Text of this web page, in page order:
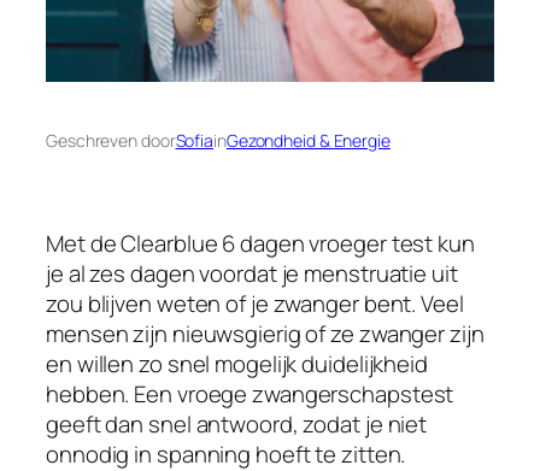
Geschreven doorSofiainGezondheid & Energie
Met de Clearblue 6 dagen vroeger test kun
je al zes dagen voordat je menstruatie uit
zou blijven weten of je zwanger bent. Veel
mensen zijn nieuwsgierig of ze zwanger zijn
en willen zo snel mogelijk duidelijkheid
hebben. Een vroege zwangerschapstest
geeft dan snel antwoord, zodat je niet
onnodig in spanning hoeft te zitten.